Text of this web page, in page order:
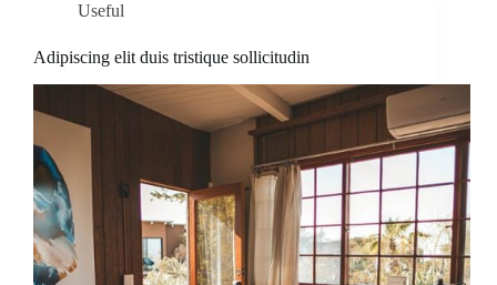
Useful
Adipiscing elit duis tristique sollicitudin